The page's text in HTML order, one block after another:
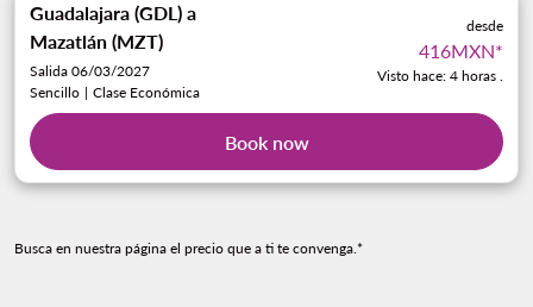
Guadalajara (GDL) a
Mazatlán (MZT)
Salida 06/03/2027
Sencillo | Clase Económica
desde
416MXN*
Visto hace: 4 horas .
Book now
Busca en nuestra página el precio que a ti te convenga.*